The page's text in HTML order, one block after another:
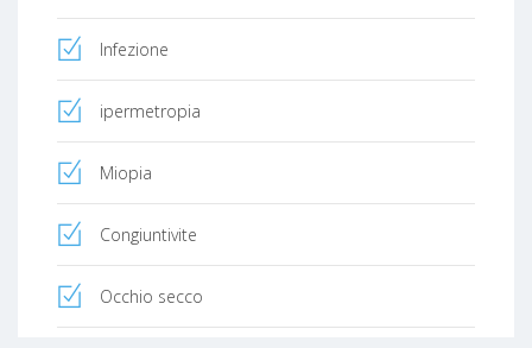
Infezione
ipermetropia
Miopia
Congiuntivite
Occhio secco